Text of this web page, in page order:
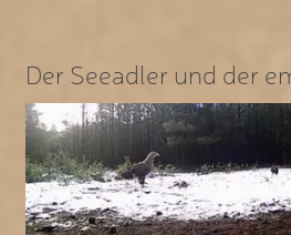
Der Seeadler und der